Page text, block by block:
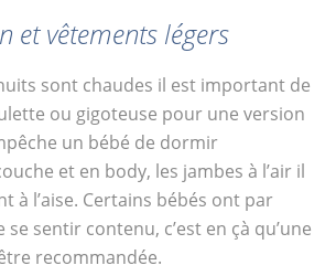
et vêtements légers
sont chaudes il est important de
ou gigoteuse pour une version
un bébé de dormir
et en body, les jambes à l’air il
à l’aise. Certains bébés ont par
sentir contenu, c’est en çà qu’une
recommandée.